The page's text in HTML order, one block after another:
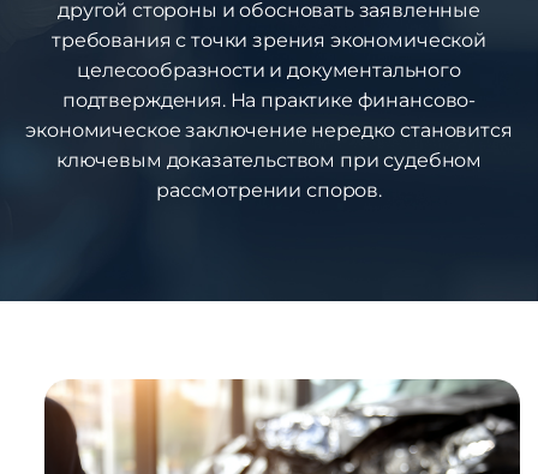
другой стороны и обосновать заявленные
требования с точки зрения экономической
целесообразности и документального
подтверждения. На практике финансово-
экономическое заключение нередко становится
ключевым доказательством при судебном
рассмотрении споров.
1%